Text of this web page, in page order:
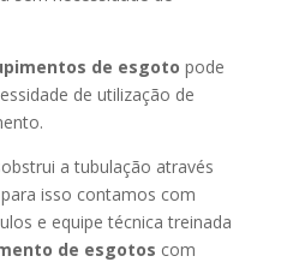
de esgoto pode
de utilização de
a tubulação através
isso contamos com
e equipe técnica treinada
de esgotos com